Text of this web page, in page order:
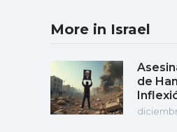
More in Israel
de